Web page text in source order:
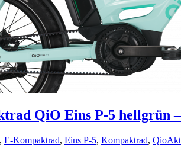
QiO Eins P-5 hellgrün
, E-Kompaktrad, Eins P-5, Kompaktrad, Qio